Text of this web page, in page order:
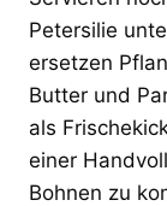
Petersilie
ersetzen
Butter und
als
einer
Bohnen zu